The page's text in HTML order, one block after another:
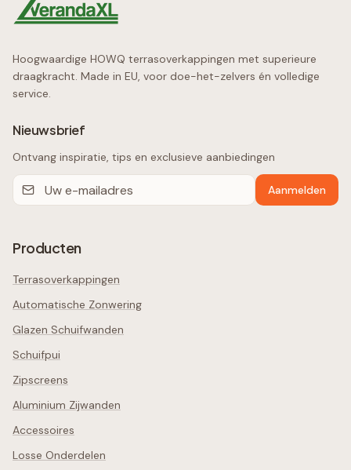
Hoogwaardige HOWQ terrasoverkappingen met superieure
draagkracht. Made in EU, voor doe-het-zelvers én volledige
service.
Nieuwsbrief
Ontvang inspiratie, tips en exclusieve aanbiedingen
Aanmelden
Producten
Terrasoverkappingen
Automatische Zonwering
Glazen Schuifwanden
Schuifpui
Zipscreens
Aluminium Zijwanden
Accessoires
Losse Onderdelen